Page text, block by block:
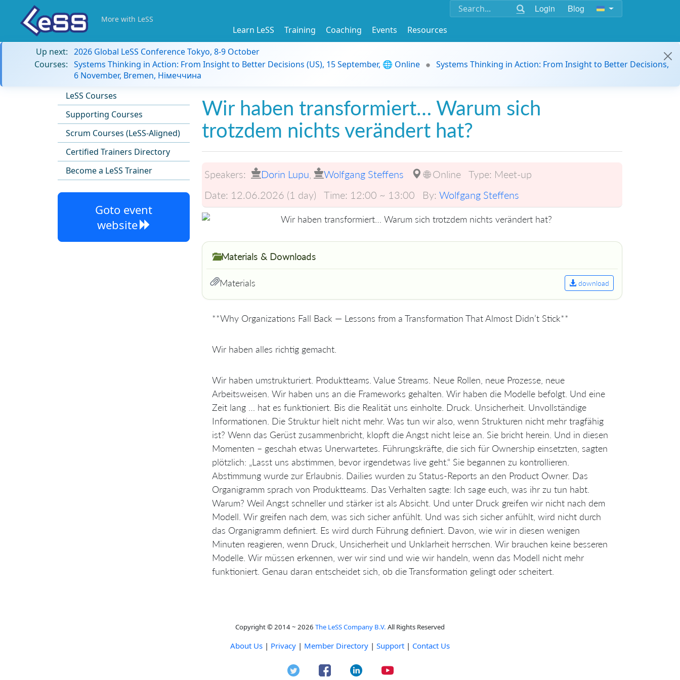
Login Blog
More with LeSS
Learn LeSS Training Coaching Events
Resources
Up next: 2026 Global LeSS Conference Tokyo, 8-9 October
Courses: Systems Thinking in Action: From Insight to Better Decisions (US), 15 September, 🌐 Online
Systems Thinking in Action: From Insight to Better Decisions,
6 November, Bremen, Німеччина
LeSS Courses
Supporting Courses
Scrum Courses (LeSS-Aligned)
Certified Trainers Directory
Become a LeSS Trainer
Goto event
website
Wir haben transformiert… Warum sich
trotzdem nichts verändert hat?
Speakers: Dorin Lupu Wolfgang Steffens 🌐 Online Type: Meet-up
Date: 12.06.2026 (1 day) Time: 12:00 ~ 13:00 By: Wolfgang Steffens
Materials & Downloads
Materials download
**Why Organizations Fall Back — Lessons from a Transformation That Almost Didn’t Stick**
Wir haben alles richtig gemacht.
Wir haben umstrukturiert. Produktteams. Value Streams. Neue Rollen, neue Prozesse, neue
Arbeitsweisen. Wir haben uns an die Frameworks gehalten. Wir haben die Modelle befolgt. Und eine
Zeit lang … hat es funktioniert. Bis die Realität uns einholte. Druck. Unsicherheit. Unvollständige
Informationen. Die Struktur hielt nicht mehr. Was tun wir also, wenn Strukturen nicht mehr tragfähig
ist? Wenn das Gerüst zusammenbricht, klopft die Angst nicht leise an. Sie bricht herein. Und in diesen
Momenten – geschah etwas Unerwartetes. Führungskräfte, die sich für Ownership einsetzten, sagten
plötzlich: „Lasst uns abstimmen, bevor irgendetwas live geht.“ Sie begannen zu kontrollieren.
Abstimmung wurde zur Erlaubnis. Dailies wurden zu Status-Reports an den Product Owner. Das
Organigramm sprach von Produktteams. Das Verhalten sagte: Ich sage euch, was ihr zu tun habt.
Warum? Weil Angst schneller und stärker ist als Absicht. Und unter Druck greifen wir nicht nach dem
Modell. Wir greifen nach dem, was sich sicher anfühlt. Und was sich sicher anfühlt, wird nicht durch
das Organigramm definiert. Es wird durch Führung definiert. Davon, wie wir in diesen wenigen
Minuten reagieren, wenn Druck, Unsicherheit und Unklarheit herrschen. Wir brauchen keine besseren
Modelle. Wir müssen erkennen, wer wir sind und wie wir handeln, wenn das Modell nicht mehr
funktioniert. Genau daran entscheidet sich, ob die Transformation gelingt oder scheitert.
Copyright © 2014 ~ 2026 The LeSS Company B.V. All Rights Reserved
About Us | Privacy | Member Directory | Support | Contact Us